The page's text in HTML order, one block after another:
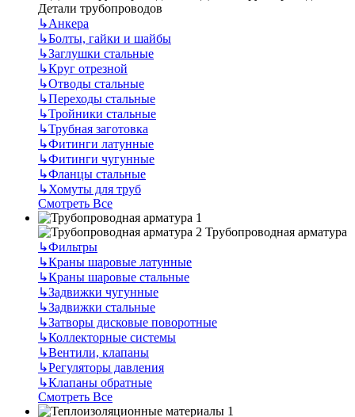
Детали трубопроводов
↳Анкера
↳Болты, гайки и шайбы
↳Заглушки стальные
↳Круг отрезной
↳Отводы стальные
↳Переходы стальные
↳Тройники стальные
↳Трубная заготовка
↳Фитинги латунные
↳Фитинги чугунные
↳Фланцы стальные
↳Хомуты для труб
Смотреть Все
Трубопроводная арматура
↳Фильтры
↳Краны шаровые латунные
↳Краны шаровые стальные
↳Задвижки чугунные
↳Задвижки стальные
↳Затворы дисковые поворотные
↳Коллекторные системы
↳Вентили, клапаны
↳Регуляторы давления
↳Клапаны обратные
Смотреть Все